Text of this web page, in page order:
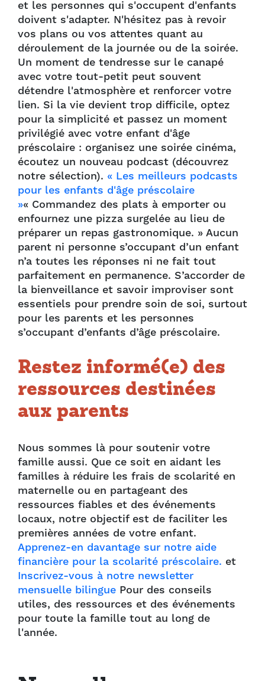
et les personnes qui s'occupent d'enfants
doivent s'adapter. N'hésitez pas à revoir
vos plans ou vos attentes quant au
déroulement de la journée ou de la soirée.
Un moment de tendresse sur le canapé
avec votre tout-petit peut souvent
détendre l'atmosphère et renforcer votre
lien. Si la vie devient trop difficile, optez
pour la simplicité et passez un moment
privilégié avec votre enfant d'âge
préscolaire : organisez une soirée cinéma,
écoutez un nouveau podcast (découvrez
notre sélection). « Les meilleurs podcasts
pour les enfants d'âge préscolaire
»« Commandez des plats à emporter ou
enfournez une pizza surgelée au lieu de
préparer un repas gastronomique. » Aucun
parent ni personne s’occupant d’un enfant
n’a toutes les réponses ni ne fait tout
parfaitement en permanence. S’accorder de
la bienveillance et savoir improviser sont
essentiels pour prendre soin de soi, surtout
pour les parents et les personnes
s’occupant d’enfants d’âge préscolaire.
Restez informé(e) des
ressources destinées
aux parents
Nous sommes là pour soutenir votre
famille aussi. Que ce soit en aidant les
familles à réduire les frais de scolarité en
maternelle ou en partageant des
ressources fiables et des événements
locaux, notre objectif est de faciliter les
premières années de votre enfant.
Apprenez-en davantage sur notre aide
financière pour la scolarité préscolaire. et
Inscrivez-vous à notre newsletter
mensuelle bilingue Pour des conseils
utiles, des ressources et des événements
pour toute la famille tout au long de
l'année.